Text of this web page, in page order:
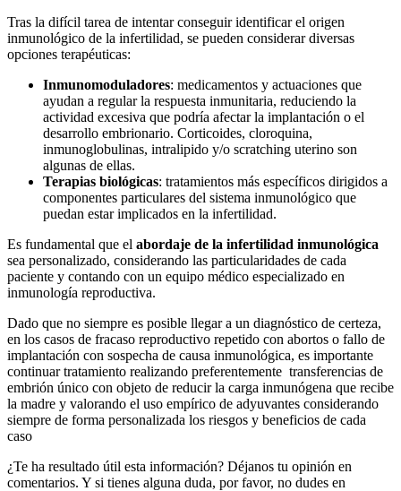
Tras la difícil tarea de intentar conseguir identificar el origen
inmunológico de la infertilidad, se pueden considerar diversas
opciones terapéuticas:
Inmunomoduladores: medicamentos y actuaciones que
ayudan a regular la respuesta inmunitaria, reduciendo la
actividad excesiva que podría afectar la implantación o el
desarrollo embrionario. Corticoides, cloroquina,
inmunoglobulinas, intralipido y/o scratching uterino son
algunas de ellas.
Terapias biológicas: tratamientos más específicos dirigidos a
componentes particulares del sistema inmunológico que
puedan estar implicados en la infertilidad.
Es fundamental que el abordaje de la infertilidad inmunológica
sea personalizado, considerando las particularidades de cada
paciente y contando con un equipo médico especializado en
inmunología reproductiva.
Dado que no siempre es posible llegar a un diagnóstico de certeza,
en los casos de fracaso reproductivo repetido con abortos o fallo de
implantación con sospecha de causa inmunológica, es importante
continuar tratamiento realizando preferentemente transferencias de
embrión único con objeto de reducir la carga inmunógena que recibe
la madre y valorando el uso empírico de adyuvantes considerando
siempre de forma personalizada los riesgos y beneficios de cada
caso
¿Te ha resultado útil esta información? Déjanos tu opinión en
comentarios. Y si tienes alguna duda, por favor, no dudes en